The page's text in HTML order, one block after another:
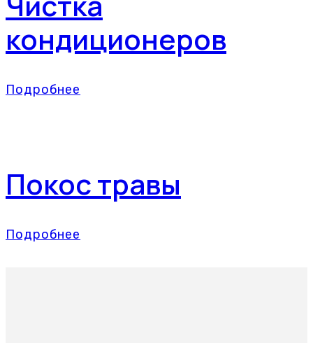
кондиционеров
Подробнее
Покос травы
Подробнее